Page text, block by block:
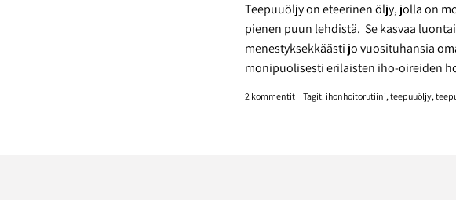
Teepuuöljy on eteerinen öljy, jolla on
pienen puun lehdistä. Se kasvaa
menestyksekkäästi jo vuosituhansia
monipuolisesti erilaisten iho-oireiden
2 kommentit Tagit: ihonhoitorutiini teepuuöljy